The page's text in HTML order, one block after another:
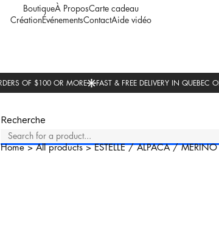
BoutiqueÀ ProposCarte cadeau
CréationÉvénementsContactAide vidéo
Recherche
Home>All products>ESTELLE / ALPACA / MERINO